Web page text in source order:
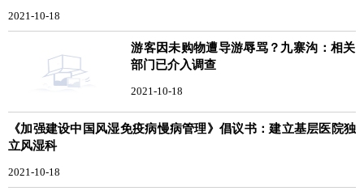
2021-10-18
游客因未购物遭导游辱骂？九寨沟：相关
部门已介入调查
2021-10-18
《加强建设中国风湿免疫病慢病管理》倡议书：建立基层医院独
立风湿科
2021-10-18